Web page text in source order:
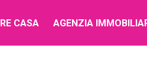
CASA AGENZIA